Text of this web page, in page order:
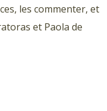
les commenter, et
et Paola de